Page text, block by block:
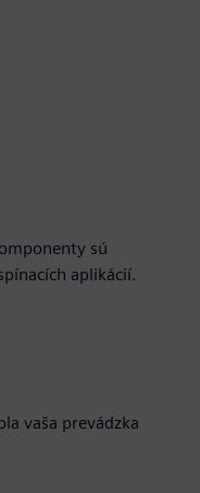
sú
aplikácií.
vaša prevádzka